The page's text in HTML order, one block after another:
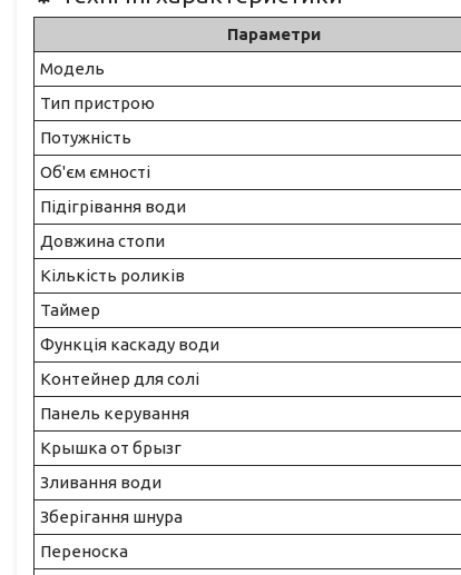
Параметри
Модель
Тип пристрою
Потужність
Об'єм ємності
Підігрівання води
Довжина стопи
Кількість роликів
Таймер
Функція каскаду води
Контейнер для солі
Панель керування
Крышка от брызг
Зливання води
Зберігання шнура
Переноска